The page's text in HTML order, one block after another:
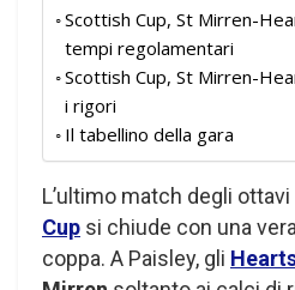
Scottish Cup, St Mirren-
tempi regolamentari
Scottish Cup, St Mirren-
i rigori
Il tabellino della gara
L’ultimo match degli
Cup si chiude con una
coppa. A Paisley, gli